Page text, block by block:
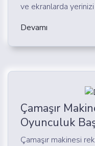
ve ekranlarda yerinizi
Devamı
Çamaşır
Oyunculuk
Çamaşır makinesi